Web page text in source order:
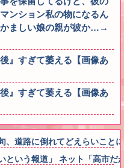
ンション私の物になるん
ましい娘の親が彼か…→
』すぎて萎える【画像あ
』すぎて萎える【画像あ
、道路に倒れてどえらいこ
という報道」 ネット「高市